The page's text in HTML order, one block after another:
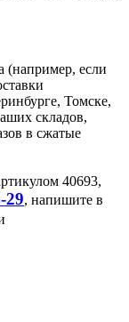
(например, если
Томске,
складов,
в сжатые
40693,
29, напишите в